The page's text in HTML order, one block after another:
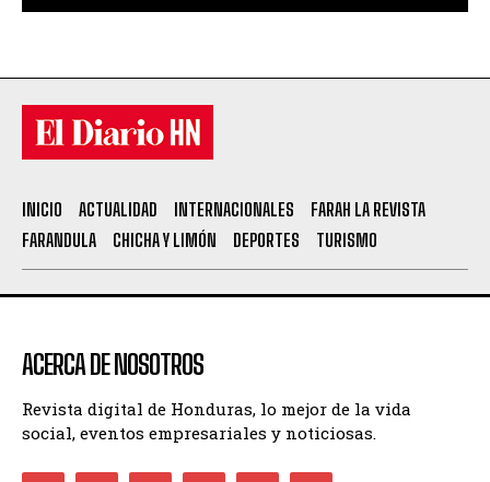
INICIO ACTUALIDAD INTERNACIONALES
FARAH LA REVISTA
FARANDULA
CHICHA Y LIMÓN DEPORTES TURISMO
ACERCA DE NOSOTROS
Revista digital de Honduras, lo mejor de la vida
social, eventos empresariales y noticiosas.